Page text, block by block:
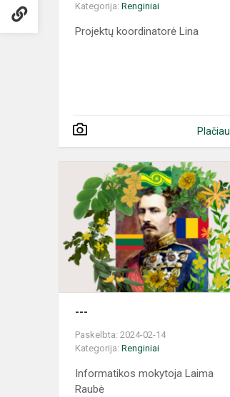
Kategorija: Renginiai
Projektų koordinatorė Lina
Plačiau
---
Paskelbta: 2024-02-14
Kategorija: Renginiai
Informatikos mokytoja Laima
Raubė